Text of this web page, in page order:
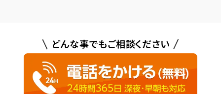
どんな事でもご相談ください